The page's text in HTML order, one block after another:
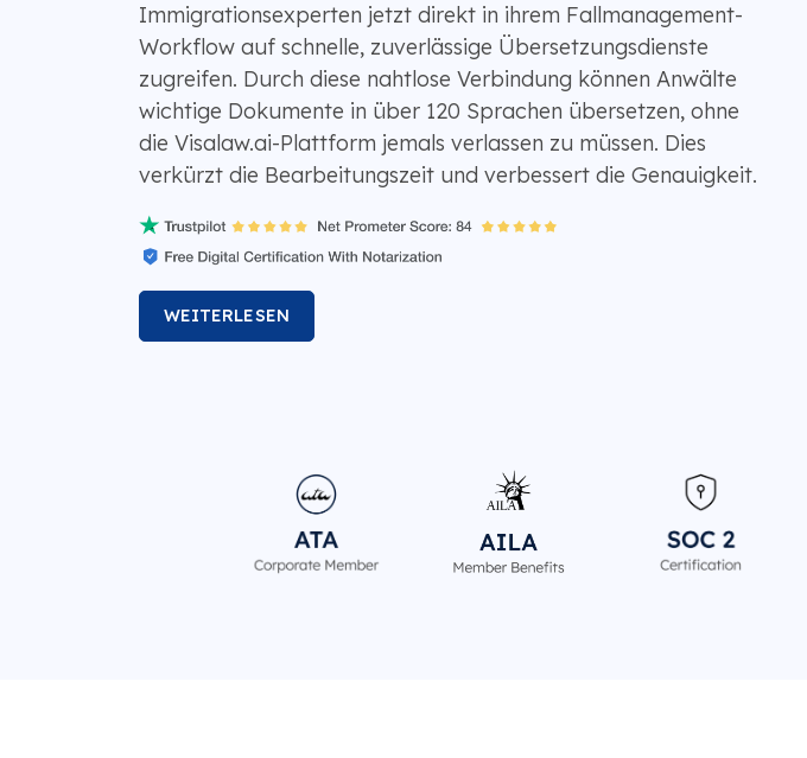
Immigrationsexperten jetzt direkt in ihrem Fallmanagement-
Workflow auf schnelle, zuverlässige Übersetzungsdienste
zugreifen. Durch diese nahtlose Verbindung können Anwälte
wichtige Dokumente in über 120 Sprachen übersetzen, ohne
die Visalaw.ai-Plattform jemals verlassen zu müssen. Dies
verkürzt die Bearbeitungszeit und verbessert die Genauigkeit.
WEITERLESEN